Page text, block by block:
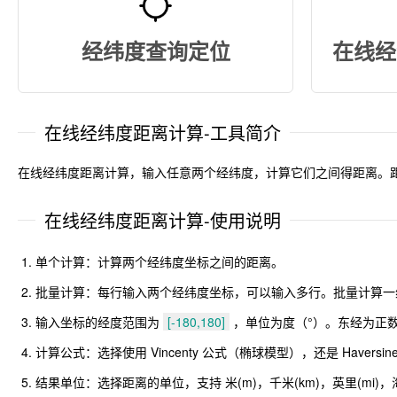
经纬度查询定位 在线
在线经纬度距离计算-工具简介
在线经纬度距离计算，输入任意两个经纬度，计算它们之间得距离
在线经纬度距离计算-使用说明
单个计算：计算两个经纬度坐标之间的距离。
批量计算：每行输入两个经纬度坐标，可以输入多行。批量计算
输入坐标的经度范围为 [-180,180] ，单位为度（°）。东经为
计算公式：选择使用 Vincenty 公式（椭球模型），还是
结果单位：选择距离的单位，支持 米(m)，千米(km)，英里(mi)，